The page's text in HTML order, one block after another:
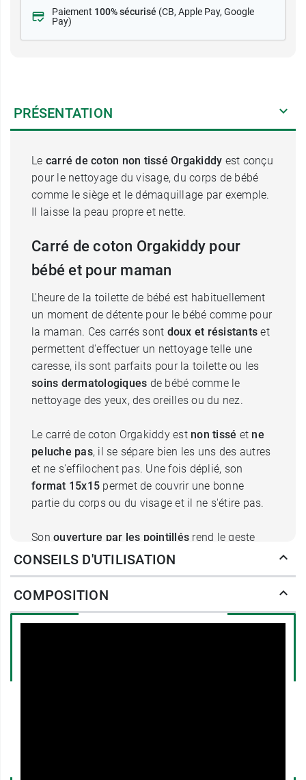
Paiement 100% sécurisé (CB, Apple Pay, Google
Pay)
PRÉSENTATION
Le carré de coton non tissé Orgakiddy est conçu
pour le nettoyage du visage, du corps de bébé
comme le siège et le démaquillage par exemple.
Il laisse la peau propre et nette.
Carré de coton Orgakiddy pour
bébé et pour maman
L'heure de la toilette de bébé est habituellement
un moment de détente pour le bébé comme pour
la maman. Ces carrés sont doux et résistants et
permettent d'effectuer un nettoyage telle une
caresse, ils sont parfaits pour la toilette ou les
soins dermatologiques de bébé comme le
nettoyage des yeux, des oreilles ou du nez.
Le carré de coton Orgakiddy estnon tissé et ne
peluche pas, il se sépare bien les uns des autres
et ne s'effilochent pas. Une fois déplié, son
format 15x15 permet de couvrir une bonne
partie du corps ou du visage et il ne s'étire pas.
Son ouverture par les pointillés rend le geste
plus facile et ces carrés de soin se glisseront
sous la main dans toutes circonstances.
La marqueOrgakiddyest une jeune marque
CONSEILS D'UTILISATION
COMPOSITION